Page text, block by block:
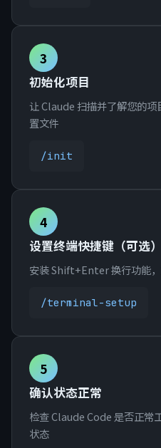
3
初始化项目
让 Claude 扫描并了解您的
置文件
/init
4
设置终端快捷键（可选）
安装 Shift+Enter 换行功能
/terminal-setup
5
确认状态正常
检查 Claude Code 是否正常
状态